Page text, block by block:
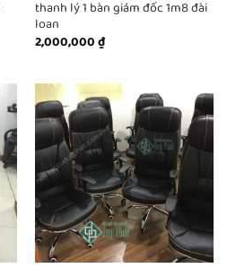
thanh lý 1 bàn giám đốc 1m8 đài
loan
2,000,000₫